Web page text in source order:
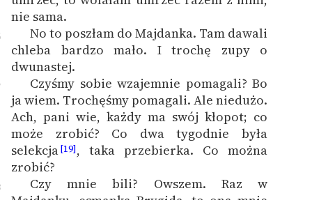
nie sama.
No to poszłam do Majdanka. Tam dawali
chleba bardzo mało. I trochę zupy o
dwunastej.
Czyśmy sobie wzajemnie pomagali? Bo
ja wiem. Trochęśmy pomagali. Ale niedużo.
Ach, pani wie, każdy ma swój kłopot; co
może zrobić? Co dwa tygodnie była
selekcja[19], taka przebierka. Co można
zrobić?
Czy mnie bili? Owszem. Raz w